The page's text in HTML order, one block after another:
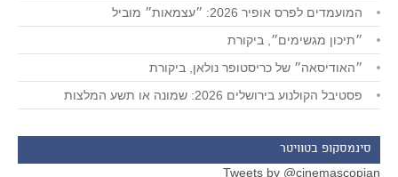
המועמדים לפרס אופיר 2026: ״עצמאות״ מוביל
״תיכון מגשימים״, ביקורת
״האודיסאה״ של כריסטופר נולאן, ביקורת
פסטיבל הקולנוע בירושלים 2026: שמונה או תשע המלצות
סינמסקופ בטוויטר
Tweets by @cinemascopian